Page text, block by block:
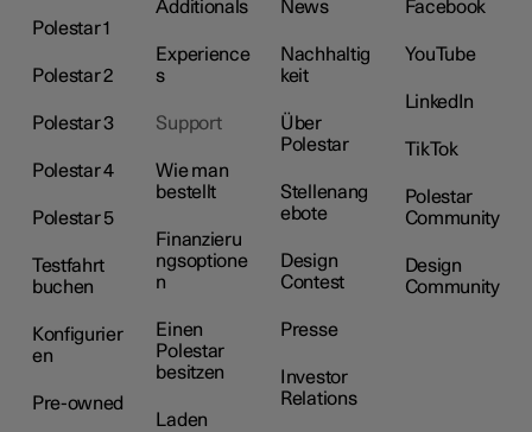
Polestar 1
Polestar 2
Polestar 3
Polestar 4
Polestar 5
Testfahrt
buchen
Konfigurier
en
Pre-owned
Additionals
Experience
s
Support
Wie man
bestellt
Finanzieru
ngsoptione
n
Einen
Polestar
besitzen
Laden
News
Nachhaltig
keit
Über
Polestar
Stellenang
ebote
Design
Contest
Presse
Investor
Relations
Facebook
YouTube
LinkedIn
TikTok
Polestar
Community
Design
Community